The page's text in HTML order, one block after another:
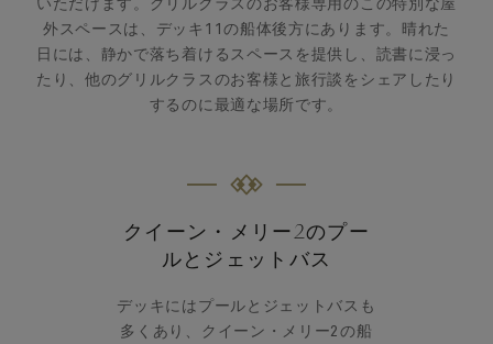
いただけます。グリルクラスのお客様専用のこの特別な屋
外スペースは、デッキ11の船体後方にあります。晴れた
日には、静かで落ち着けるスペースを提供し、読書に浸っ
たり、他のグリルクラスのお客様と旅行談をシェアしたり
するのに最適な場所です。
クイーン・メリー2のプー
ルとジェットバス
デッキにはプールとジェットバスも
多くあり、クイーン・メリー2の船